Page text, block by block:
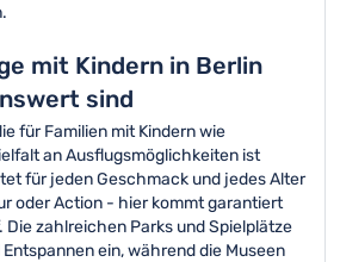
mit Kindern in Berlin
sind
für Familien mit Kindern wie
an Ausflugsmöglichkeiten ist
für jeden Geschmack und jedes Alter
oder Action - hier kommt garantiert
Die zahlreichen Parks und Spielplätze
ein, während die Museen